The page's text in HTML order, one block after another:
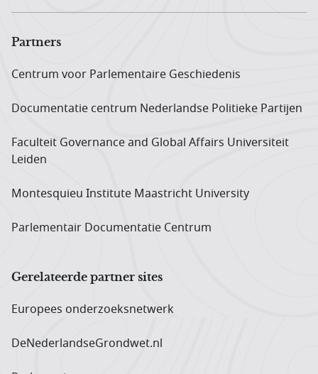
Partners
Centrum voor Parlementaire Geschiedenis
Documentatie centrum Neder­landse Politieke Partijen
Faculteit Governance and Global Affairs Universiteit
Leiden
Montesquieu Institute Maastricht University
Parlementair Documentatie Centrum
Gerelateerde partner sites
Europees onderzoeks­netwerk
DeNederlandseGrondwet.nl